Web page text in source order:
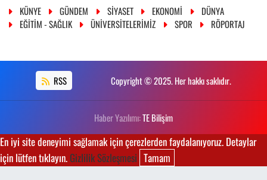
KÜNYE GÜNDEM SİYASET EKONOMİ
DÜNYA
EĞİTİM - SAĞLIK
ÜNİVERSİTELERİMİZ SPOR RÖPORTAJ
RSS Copyright © 2025. Her hakkı saklıdır.
Haber Yazılımı:TE Bilişim
En iyi site deneyimi sağlamak için çerezlerden faydalanıyoruz. Detaylar
için lütfen tıklayın.Gizlilik Sözleşmesi Tamam